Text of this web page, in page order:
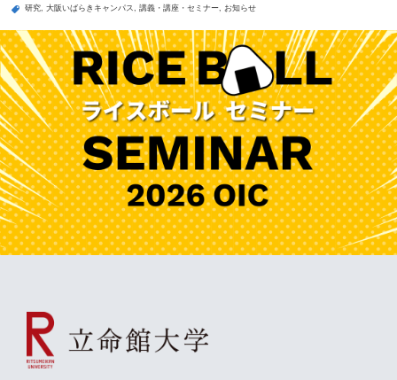
研究 大阪いばらきキャンパス 講義・講座・セミナー お知らせ